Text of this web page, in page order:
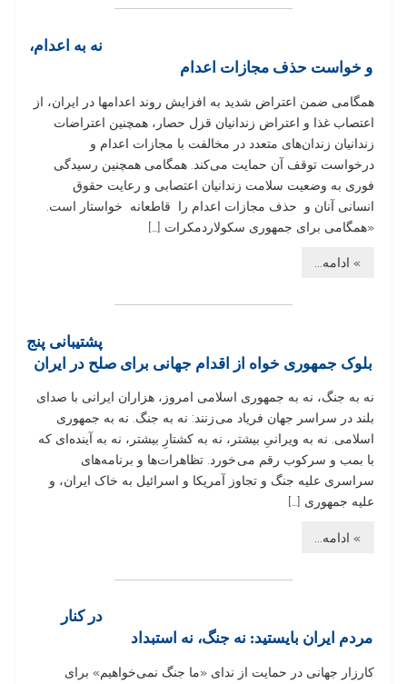
نه به اعدام،
و خواست حذف مجازات اعدام
همگامی ضمن اعتراض شدید به افزایش روند اعدامها در ایران، از
اعتصاب غذا و اعتراض زندانیان قزل حصار، همچنین اعتراضات
زندانیان زندان‌های متعدد در مخالفت با مجازات اعدام و
درخواست توقف آن حمایت می‌کند. همگامی همچنین رسیدگی
فوری به وضعیت سلامت زندانیان اعتصابی و رعایت حقوق
انسانی آنان و حذف مجازات اعدام را قاطعانه خواستار است.
«همگامی برای جمهوری سکولاردمکرات […]
» ادامه...
پشتيبانی پنج
بلوک جمهوری خواه از اقدام جهانی برای صلح در ایران
نه به جنگ، نه به جمهوری اسلامی امروز، هزاران ایرانی با صدای
بلند در سراسر جهان فرياد می زنند: نه به جنگ. نه به جمهوری
اسلامی. نه به ویرانیِ بیشتر، نه به کشتارِ بیشتر، نه به آینده‌ای که
با بمب و سرکوب رقم می خورد. تظاهرات‌‌ها و برنامه‌های
سراسری علیه جنگ و تجاوز آمریکا و اسرائیل به خاک ایران، و
علیه جمهوری […]
» ادامه...
در کنار
مردم ایران بایستید: نه جنگ، نه استبداد
کارزار جهانی در حمایت از ندای «ما جنگ نمی‌خواهیم» برای